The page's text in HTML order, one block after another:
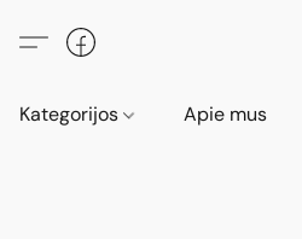
Kategorijos Apie mus